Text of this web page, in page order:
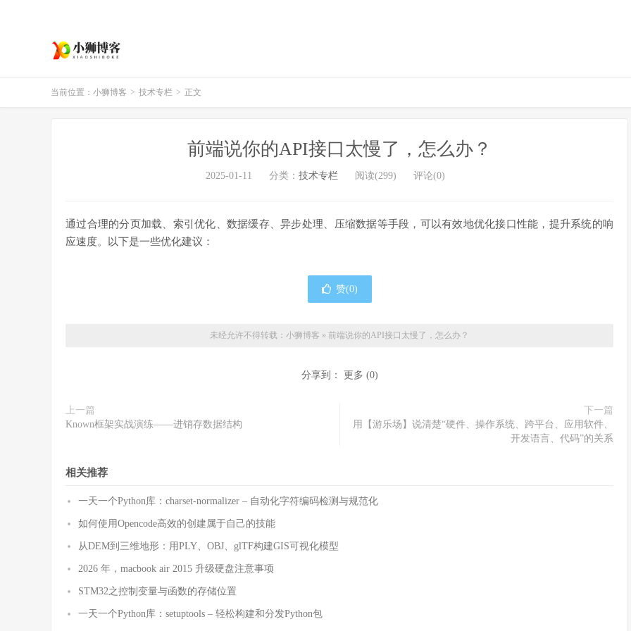
当前位置： 小狮博客 > 技术专栏 > 正文
前端说你的API接口太慢了，怎么办？
2025-01-11 分类： 技术专栏 阅读(299) 评论(0)
通过合理的分页加载、索引优化、数据缓存、异步处理、压缩数据等手段，可以有效地优化接口性能，提升系统的响
应速度。以下是一些优化建议：
赞(0)
未经允许不得转载： 小狮博客 » 前端说你的API接口太慢了，怎么办？
分享到： 更多 (0)
上一篇
Known框架实战演练——进销存数据结构
下一篇
用【游乐场】说清楚“硬件、操作系统、跨平台、应用软件、
开发语言、代码”的关系
相关推荐
一天一个Python库：charset-normalizer – 自动化字符编码检测与规范化
如何使用Opencode高效的创建属于自己的技能
从DEM到三维地形：用PLY、OBJ、glTF构建GIS可视化模型
2026 年，macbook air 2015 升级硬盘注意事项
STM32之控制变量与函数的存储位置
一天一个Python库：setuptools – 轻松构建和分发Python包